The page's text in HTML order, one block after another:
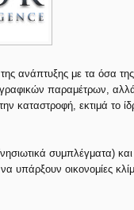
ανάπτυξης με τα όσα της
παραμέτρων, αλλά
καταστροφή, εκτιμά το
συμπλέγματα)
υπάρξουν οικονομίες